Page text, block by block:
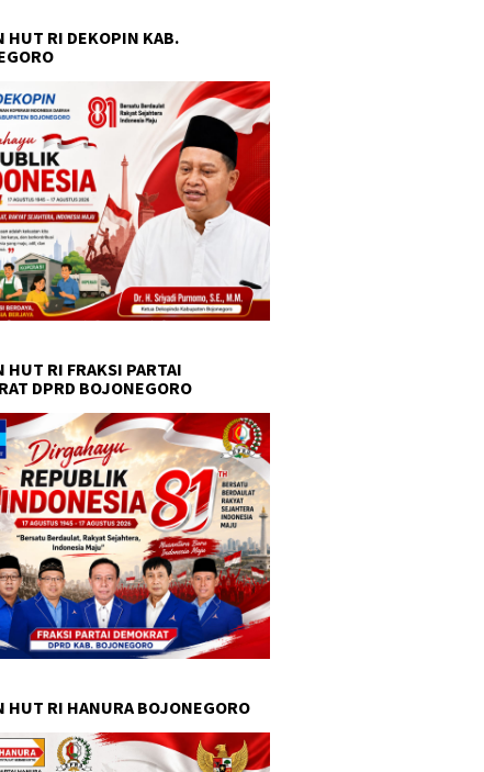
HUT RI DEKOPIN KAB.
HUT RI FRAKSI PARTAI
DPRD BOJONEGORO
HUT RI HANURA BOJONEGORO